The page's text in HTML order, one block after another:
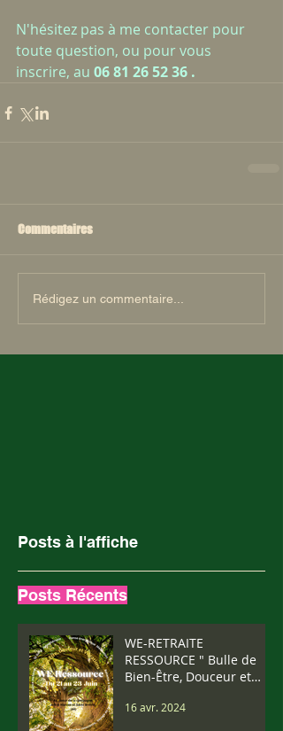
N'hésitez pas à me contacter pour
toute question, ou pour vous
inscrire, au 06 81 26 52 36 .
Commentaires
Rédigez un commentaire...
Posts à l'affiche
Posts Récents
WE-RETRAITE
RESSOURCE " Bulle de
Bien-Être, Douceur et
Juin 2024
16 avr. 2024